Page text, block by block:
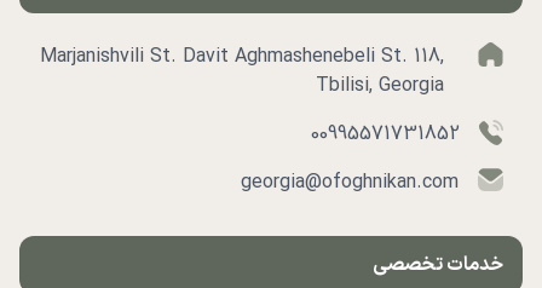
Marjanishvili St. Davit Aghmashenebeli St. 118,
Tbilisi, Georgia
00995571731852
georgia@ofoghnikan.com
خدمات تخصصی